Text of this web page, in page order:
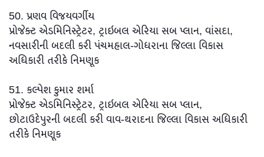
50. પ્રણવ વિજયવર્ગીય
પ્રોજેક્ટ એડમિનિસ્ટ્રેટર, ટ્રાઇબલ એરિયા સબ પ્લાન, વાંસદા,
નવસારીની બદલી કરી પંચમહાલ-ગોધરાના જિલ્લા વિકાસ
અધિકારી તરીકે નિમણૂક
51. કલ્પેશ કુમાર શર્મા
પ્રોજેક્ટ એડમિનિસ્ટ્રેટર, ટ્રાઇબલ એરિયા સબ પ્લાન,
છોટાઉદેપુરની બદલી કરી વાવ-થરાદના જિલ્લા વિકાસ અધિકારી
તરીકે નિમણૂક